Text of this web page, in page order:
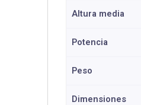
Altura media
Potencia
Peso
Dimensiones